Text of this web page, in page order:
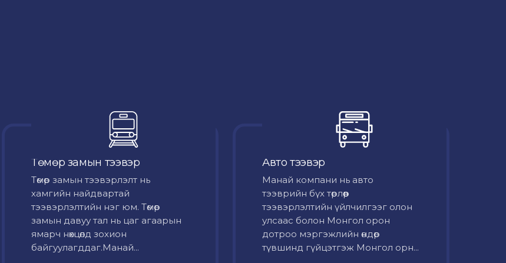
Төмөр замын тээвэр
Төмөр замын тээвэрлэлт нь
хамгийн найдвартай
тээвэрлэлтийн нэг юм. Төмөр
замын давуу тал нь цаг агаарын
ямарч нөхцөлд зохион
байгуулагддаг.Манай...
Авто тээвэр
Mанай компани нь авто
тээврийн бүх төрлөөр
тээвэрлэлтийн үйлчилгээг олон
улсаас болон Монгол орон
дотроо мэргэжлийн өндөр
түвшинд гүйцэтгэж Монгол орн...